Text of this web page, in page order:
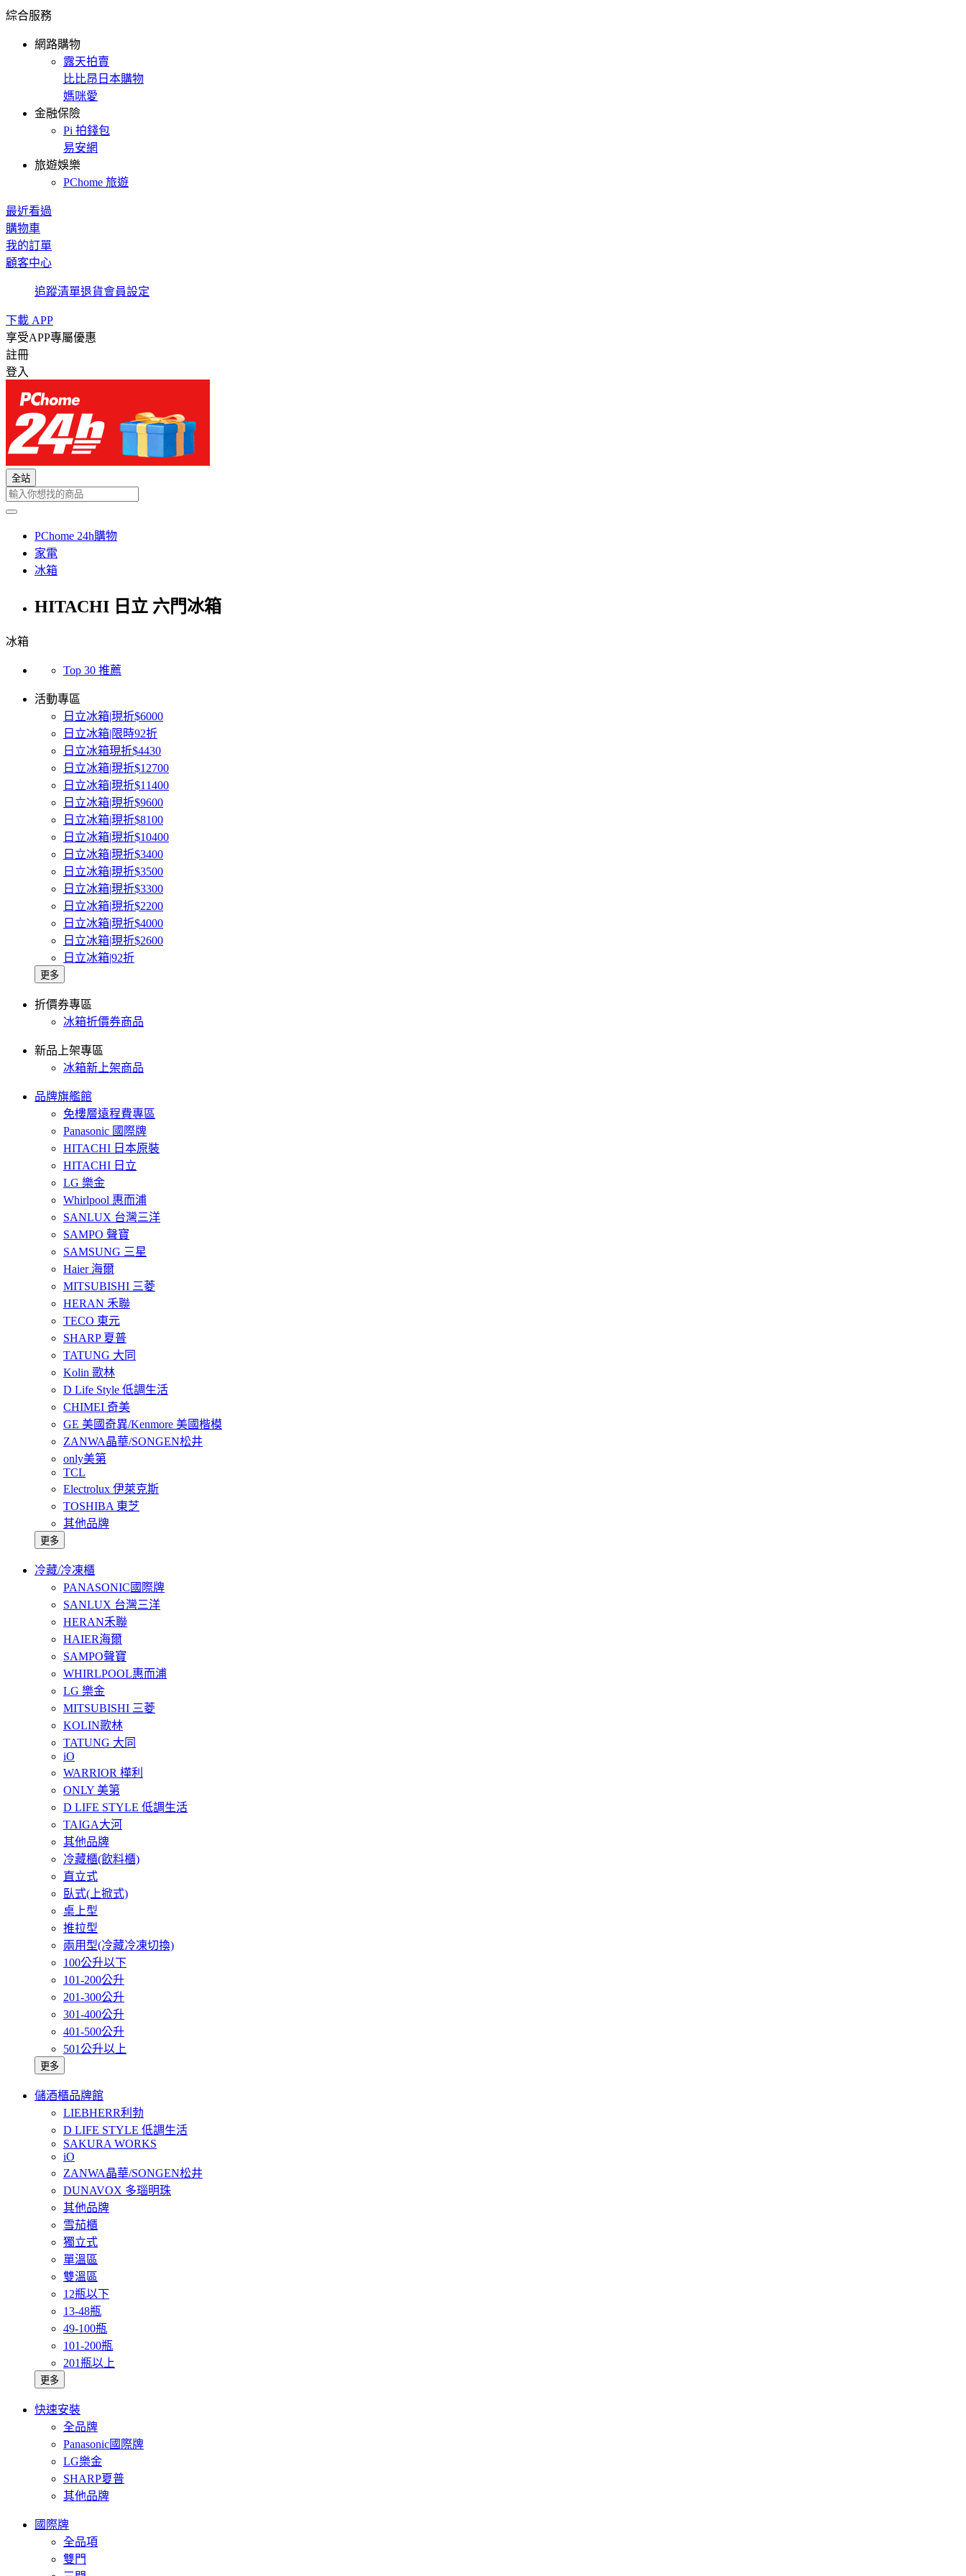
綜合服務
網路購物
露天拍賣
比比昂日本購物
媽咪愛
金融保險
Pi 拍錢包
易安網
旅遊娛樂
PChome 旅遊
最近看過
購物車
我的訂單
顧客中心
追蹤清單退貨會員設定
下載 APP
享受APP專屬優惠
註冊
登入
全站
PChome 24h購物
家電
冰箱
HITACHI 日立 六門冰箱
冰箱
Top 30 推薦
活動專區
日立冰箱|現折$6000
日立冰箱|限時92折
日立冰箱現折$4430
日立冰箱|現折$12700
日立冰箱|現折$11400
日立冰箱|現折$9600
日立冰箱|現折$8100
日立冰箱|現折$10400
日立冰箱|現折$3400
日立冰箱|現折$3500
日立冰箱|現折$3300
日立冰箱|現折$2200
日立冰箱|現折$4000
日立冰箱|現折$2600
日立冰箱|92折
更多
折價券專區
冰箱折價券商品
新品上架專區
冰箱新上架商品
品牌旗艦館
免樓層遠程費專區
Panasonic 國際牌
HITACHI 日本原裝
HITACHI 日立
LG 樂金
Whirlpool 惠而浦
SANLUX 台灣三洋
SAMPO 聲寶
SAMSUNG 三星
Haier 海爾
MITSUBISHI 三菱
HERAN 禾聯
TECO 東元
SHARP 夏普
TATUNG 大同
Kolin 歌林
D Life Style 低調生活
CHIMEI 奇美
GE 美國奇異/Kenmore 美國楷模
ZANWA晶華/SONGEN松井
only美第
TCL
Electrolux 伊萊克斯
TOSHIBA 東芝
其他品牌
更多
冷藏/冷凍櫃
PANASONIC國際牌
SANLUX 台灣三洋
HERAN禾聯
HAIER海爾
SAMPO聲寶
WHIRLPOOL惠而浦
LG 樂金
MITSUBISHI 三菱
KOLIN歌林
TATUNG 大同
iO
WARRIOR 樺利
ONLY 美第
D LIFE STYLE 低調生活
TAIGA大河
其他品牌
冷藏櫃(飲料櫃)
直立式
臥式(上掀式)
桌上型
推拉型
兩用型(冷藏冷凍切換)
100公升以下
101-200公升
201-300公升
301-400公升
401-500公升
501公升以上
更多
儲酒櫃品牌館
LIEBHERR利勃
D LIFE STYLE 低調生活
SAKURA WORKS
iO
ZANWA晶華/SONGEN松井
DUNAVOX 多瑙明珠
其他品牌
雪茄櫃
獨立式
單溫區
雙溫區
12瓶以下
13-48瓶
49-100瓶
101-200瓶
201瓶以上
更多
快速安裝
全品牌
Panasonic國際牌
LG樂金
SHARP夏普
其他品牌
國際牌
全品項
雙門